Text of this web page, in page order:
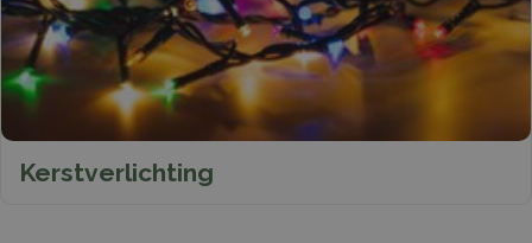
Kerstverlichting